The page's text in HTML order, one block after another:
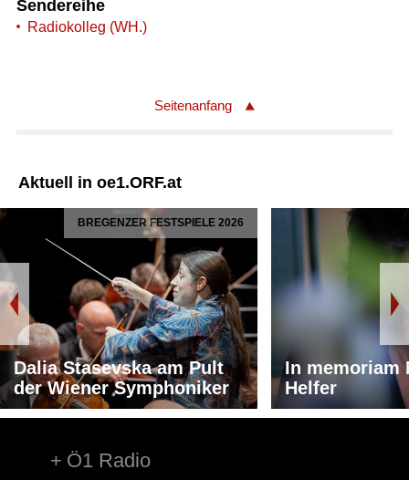
Sendereihe
Radiokolleg (WH.)
Seitenanfang
Aktuell in oe1.ORF.at
BREGENZER FESTSPIELE 2026
Dalia Stasevska am Pult
der Wiener Symphoniker
In memoriam
Helfer
Ö1 Radio